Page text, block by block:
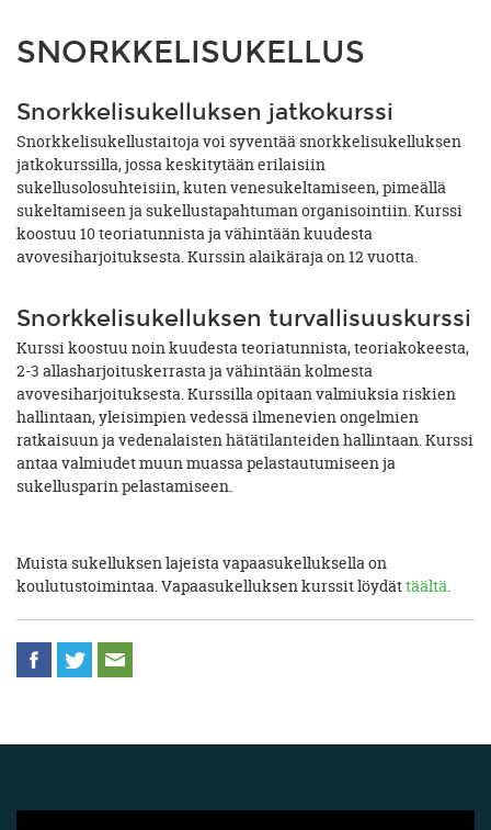
SNORKKELISUKELLUS
Snorkkelisukelluksen jatkokurssi
Snorkkelisukellustaitoja voi syventää snorkkelisukelluksen
jatkokurssilla, jossa keskitytään erilaisiin
sukellusolosuhteisiin, kuten venesukeltamiseen, pimeällä
sukeltamiseen ja sukellustapahtuman organisointiin. Kurssi
koostuu 10 teoriatunnista ja vähintään kuudesta
avovesiharjoituksesta. Kurssin alaikäraja on 12 vuotta.
Snorkkelisukelluksen turvallisuuskurssi
Kurssi koostuu noin kuudesta teoriatunnista, teoriakokeesta,
2-3 allasharjoituskerrasta ja vähintään kolmesta
avovesiharjoituksesta. Kurssilla opitaan valmiuksia riskien
hallintaan, yleisimpien vedessä ilmenevien ongelmien
ratkaisuun ja vedenalaisten hätätilanteiden hallintaan. Kurssi
antaa valmiudet muun muassa pelastautumiseen ja
sukellusparin pelastamiseen.
Muista sukelluksen lajeista vapaasukelluksella on
koulutustoimintaa. Vapaasukelluksen kurssit löydättäältä.